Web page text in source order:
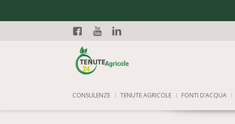
Facebook
CONSULENZE TENUTE AGRICOLE FONTI D’ACQUA